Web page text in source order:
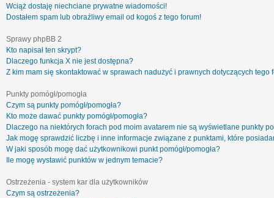
Wciąż dostaję niechciane prywatne wiadomości!
Dostałem spam lub obraźliwy email od kogoś z tego forum!
Sprawy phpBB 2
Kto napisał ten skrypt?
Dlaczego funkcja X nie jest dostępna?
Z kim mam się skontaktować w sprawach nadużyć i prawnych dotyczących tego
Punkty pomógł/pomogła
Czym są punkty pomógł/pomogła?
Kto może dawać punkty pomógł/pomogła?
Dlaczego na niektórych forach pod moim avatarem nie są wyświetlane punkty
Jak mogę sprawdzić liczbę i inne informacje związane z punktami, które
W jaki sposób mogę dać użytkownikowi punkt pomógł/pomogła?
Ile mogę wystawić punktów w jednym temacie?
Ostrzeżenia - system kar dla użytkowników
Czym są ostrzeżenia?